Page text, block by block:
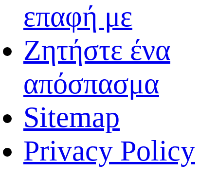
επαφή με
Ζητήστε ένα
απόσπασμα
Sitemap
Privacy Policy